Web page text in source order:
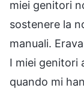
miei genitori
sostenere la
manuali.
I miei genitori
quando mi